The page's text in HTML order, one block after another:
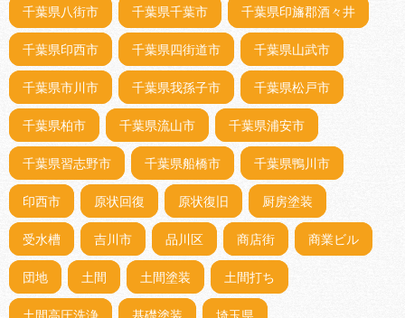
千葉県八街市 千葉県千葉市 千葉県印旛郡酒々井
千葉県印西市 千葉県四街道市 千葉県山武市
千葉県市川市 千葉県我孫子市 千葉県松戸市
千葉県柏市 千葉県流山市 千葉県浦安市
千葉県習志野市 千葉県船橋市 千葉県鴨川市
印西市 原状回復 原状復旧 厨房塗装
受水槽 吉川市 品川区 商店街 商業ビル
団地 土間 土間塗装 土間打ち